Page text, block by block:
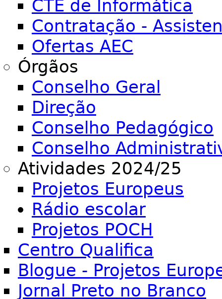
CTE de Informática
Contratação -
Ofertas AEC
Órgãos
Conselho Geral
Direção
Conselho Pedagógico
Conselho
Atividades 2024/25
Projetos Europeus
Rádio escolar
Projetos POCH
Centro Qualifica
Blogue - Projetos
Jornal Preto no Branco